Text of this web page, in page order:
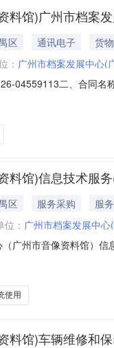
料馆)广州市档案
区 通讯电子
货物
： 广州市档案发展中心(
04559113二、合同
号联系方式：020-
料馆)信息技术服
区 服务采购
服务
： 广州市档案发展中
广州市音像资料馆）
价：1368.00（壹仟叁
使用
料馆)车辆维修和